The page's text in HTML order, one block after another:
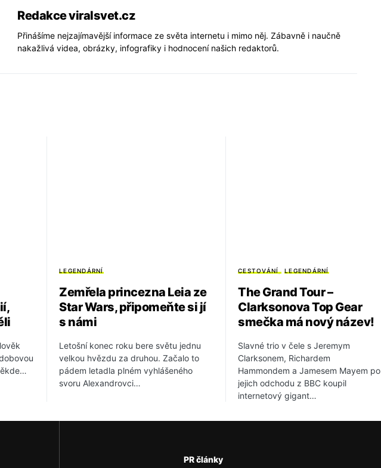
Redakce viralsvet.cz
Přinášíme nejzajímavější informace ze světa internetu i mimo něj. Zábavně i naučně
nakažlivá videa, obrázky, infografiky i hodnocení našich redaktorů.
LEGENDÁRNÍ
Zemřela princezna Leia ze
Star Wars, připomeňte si jí
s námi
Letošní konec roku bere světu jednu
velkou hvězdu za druhou. Začalo to
pádem letadla plném vyhlášeného
svoru Alexandrovci…
CESTOVÁNÍ LEGENDÁRNÍ
The Grand Tour –
Clarksonova Top Gear
smečka má nový název!
Slavné trio v čele s Jeremym
Clarksonem, Richardem
Hammondem a Jamesem Mayem po
jejich odchodu z BBC koupil
internetový gigant…
PR články